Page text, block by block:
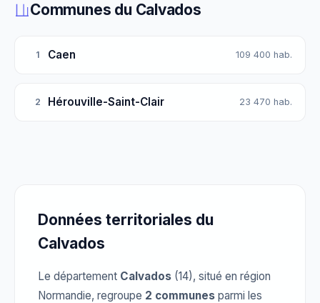
Communes du Calvados
1 Caen 109 400 hab.
2 Hérouville-Saint-Clair 23 470 hab.
Données territoriales du
Calvados
Le département Calvados (14), situé en région
Normandie, regroupe 2 communes parmi les